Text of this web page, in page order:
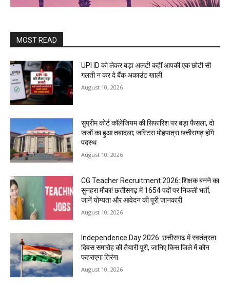
MOST READ
UPI ID को लेकर बड़ा अलर्ट! कहीं आपकी एक छोटी सी
गलती न कर दे बैंक अकाउंट खाली
August 10, 2026
सुप्रीम कोर्ट कॉलेजियम की सिफारिश पर बड़ा फैसला, दो
जजों का हुआ तबादला; जस्टिस मोहपात्रा छत्तीसगढ़ होंगे
पदस्थ
August 10, 2026
CG Teacher Recruitment 2026: शिक्षक बनने का
सुनहरा मौका! छत्तीसगढ़ में 1654 पदों पर निकली भर्ती,
जानें योग्यता और आवेदन की पूरी जानकारी
August 10, 2026
Independence Day 2026: छत्तीसगढ़ में स्वतंत्रता
दिवस समारोह की तैयारी पूरी, जानिए किस जिले में कौन
फहराएगा तिरंगा
August 10, 2026